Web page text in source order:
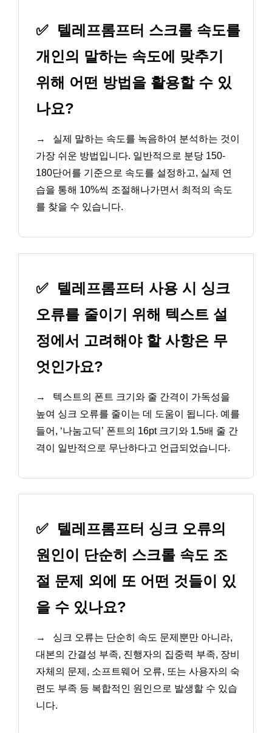
✅
텔레프롬프터 스크롤 속도를
개인의 말하는 속도에 맞추기
위해 어떤 방법을 활용할 수 있
나요?
→
실제 말하는 속도를 녹음하여 분석하는 것이
가장 쉬운 방법입니다. 일반적으로 분당 150-
180단어를 기준으로 속도를 설정하고, 실제 연
습을 통해 10%씩 조절해나가면서 최적의 속도
를 찾을 수 있습니다.
✅
텔레프롬프터 사용 시 싱크
오류를 줄이기 위해 텍스트 설
정에서 고려해야 할 사항은 무
엇인가요?
→
텍스트의 폰트 크기와 줄 간격이 가독성을
높여 싱크 오류를 줄이는 데 도움이 됩니다. 예를
들어, ‘나눔고딕’ 폰트의 16pt 크기와 1.5배 줄 간
격이 일반적으로 무난하다고 언급되었습니다.
✅
텔레프롬프터 싱크 오류의
원인이 단순히 스크롤 속도 조
절 문제 외에 또 어떤 것들이 있
을 수 있나요?
→
싱크 오류는 단순히 속도 문제뿐만 아니라,
대본의 간결성 부족, 진행자의 집중력 부족, 장비
자체의 문제, 소프트웨어 오류, 또는 사용자의 숙
련도 부족 등 복합적인 원인으로 발생할 수 있습
니다.